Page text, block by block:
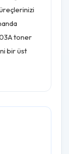
toner
bir üst